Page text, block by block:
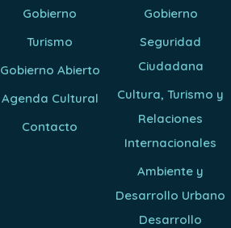
Gobierno
Turismo
Gobierno Abierto
Agenda Cultural
Contacto
Gobierno
Seguridad
Ciudadana
Cultura, Turismo y
Relaciones
Internacionales
Ambiente y
Desarrollo Urbano
Desarrollo